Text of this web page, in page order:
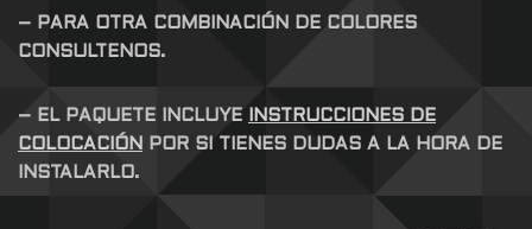
– PARA OTRA COMBINACIÓN DE COLORES
CONSULTENOS.
– EL PAQUETE INCLUYE
INSTRUCCIONES DE
COLOCACIÓN
POR SI TIENES DUDAS A LA HORA DE
INSTALARLO.